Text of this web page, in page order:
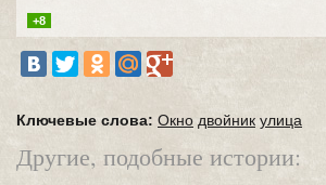
+8
Ключевые слова: Окно двойник улица
Другие, подобные истории: